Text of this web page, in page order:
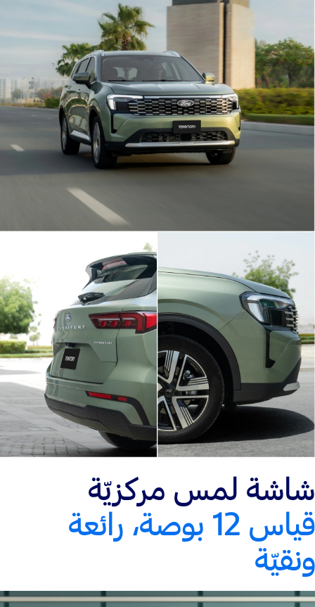
شاشة لمس مركزيّة
قياس 12 بوصة، رائعة
ونقيّة